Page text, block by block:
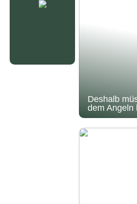
Deshalb
dem Angeln